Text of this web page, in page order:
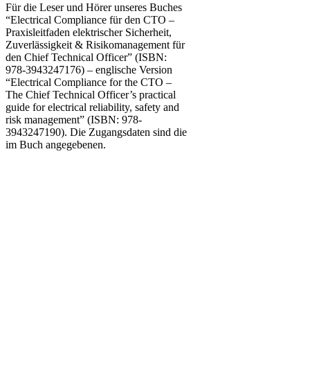
Für die Leser und Hörer unseres Buches
“Electrical Compliance für den CTO –
Praxisleitfaden elektrischer Sicherheit,
Zuverlässigkeit & Risikomanagement für
den Chief Technical Officer” (ISBN:
978-3943247176) – englische Version
“Electrical Compliance for the CTO –
The Chief Technical Officer’s practical
guide for electrical reliability, safety and
risk management” (ISBN: 978-
3943247190). Die Zugangsdaten sind die
im Buch angegebenen.